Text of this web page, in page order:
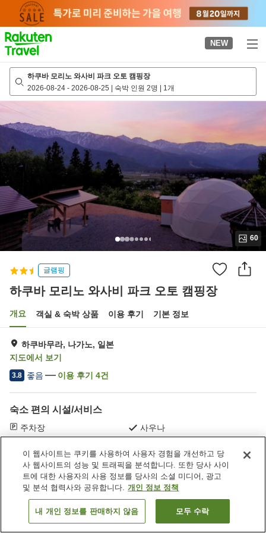
page
NEW
하쿠바 모리노 와사비 파크 오토 캠핑장
2026-08-24 - 2026-08-25 | 숙박 인원 2명 | 1개
60
글램핑
하쿠바 모리노 와사비 파크 오토 캠핑장
개요 객실 & 숙박 상품 이용 후기 기본 정보
하쿠바무라, 나가노, 일본
지도에서 보기
3.8 좋음 이용 후기 4건
숙소 편의 시설/서비스
주차장 사우나
일본 나가노
하쿠바무라
하쿠바 모리노 와사비 파크 오토 캠핑장
객실 보기
이 웹사이트는 쿠키를 사용하여 사용자 경험을 개선하고 당
사 웹사이트의 성능 및 트래픽을 분석합니다. 또한 당사 사이
트에 대한 사용자의 사용 정보를 당사의 소셜 미디어, 광고
및 분석 협력사와 공유합니다. 개인 정보 정책
내 개인 정보를 판매하지 않음 모두 수락